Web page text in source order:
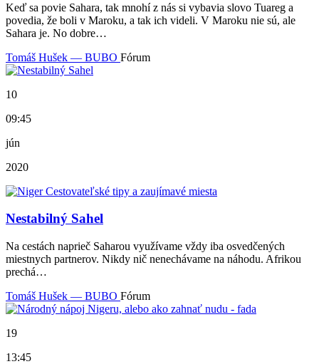
Keď sa povie Sahara, tak mnohí z nás si vybavia slovo Tuareg a
povedia, že boli v Maroku, a tak ich videli. V Maroku nie sú, ale
Sahara je. No dobre…
Tomáš Hušek — BUBO Fórum
10
09:45
jún
2020
Nestabilný Sahel
Na cestách naprieč Saharou využívame vždy iba osvedčených
miestnych partnerov. Nikdy nič nenechávame na náhodu. Afrikou
prechá…
Tomáš Hušek — BUBO Fórum
19
13:45